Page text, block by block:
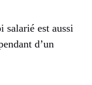
salarié est aussi
d’un